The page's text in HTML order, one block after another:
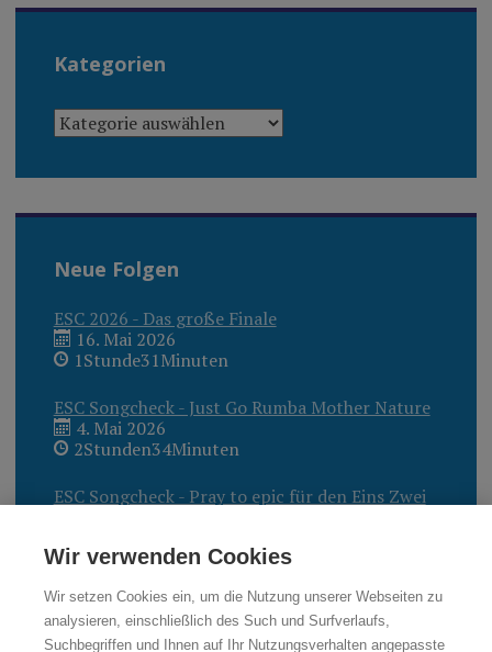
Kategorien
KATEGORIEN
Neue Folgen
ESC 2026 - Das große Finale
16. Mai 2026
1Stunde31Minuten
ESC Songcheck - Just Go Rumba Mother Nature
4. Mai 2026
2Stunden34Minuten
ESC Songcheck - Pray to epic für den Eins Zwei
2Stunden40Minuten
Wir verwenden Cookies
Wir setzen Cookies ein, um die Nutzung unserer Webseiten zu
analysieren, einschließlich des Such und Surfverlaufs,
Suchbegriffen und Ihnen auf Ihr Nutzungsverhalten angepasste